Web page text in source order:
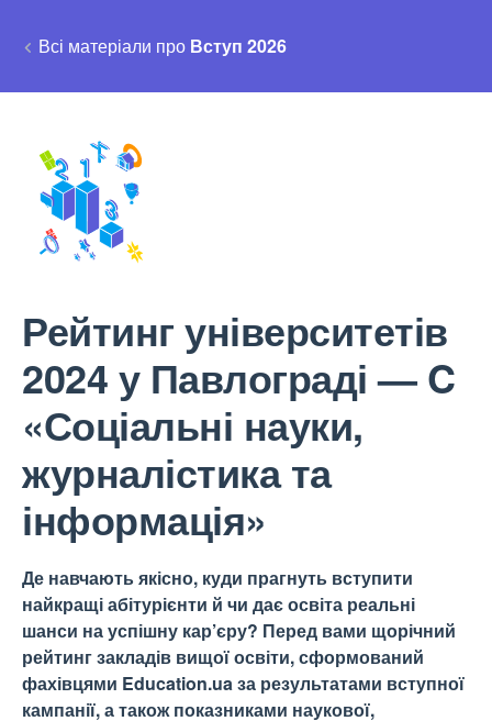
Всі матеріали про Вступ 2026
Рейтинг університетів
2024 у Павлограді — C
«Соціальні науки,
журналістика та
інформація»
Де навчають якісно, куди прагнуть вступити
найкращі абітурієнти й чи дає освіта реальні
шанси на успішну кар’єру? Перед вами щорічний
рейтинг закладів вищої освіти, сформований
фахівцями Education.ua за результатами вступної
кампанії, а також показниками наукової,